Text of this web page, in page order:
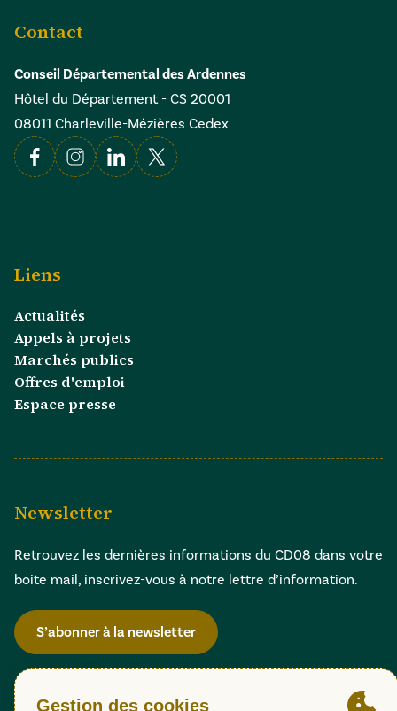
Contact
Conseil Départemental des Ardennes
Hôtel du Département - CS 20001
08011 Charleville-Mézières Cedex
FacebookInstagramLinkedin
X
Liens
Actualités
Appels à projets
Marchés publics
Offres d'emploi
Espace presse
Newsletter
Retrouvez les dernières informations du CD08 dans votre
boite mail, inscrivez-vous à notre lettre d’information.
S’abonner à la newsletter